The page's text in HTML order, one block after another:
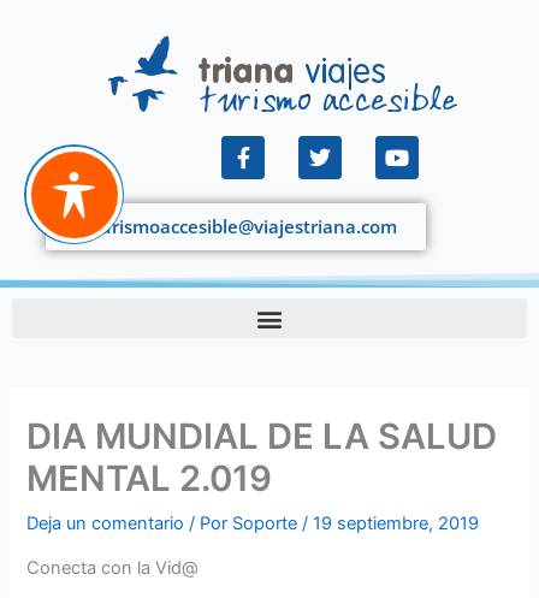
F
a
e
b
o
o
T
w
t
t
e
r
Y
o
t
u
b
e
turismoaccesible@viajestriana.com
DIA MUNDIAL DE LA SALUD
MENTAL 2.019
Deja un comentario / Por Soporte/19 septiembre, 2019
Conecta con la Vid@